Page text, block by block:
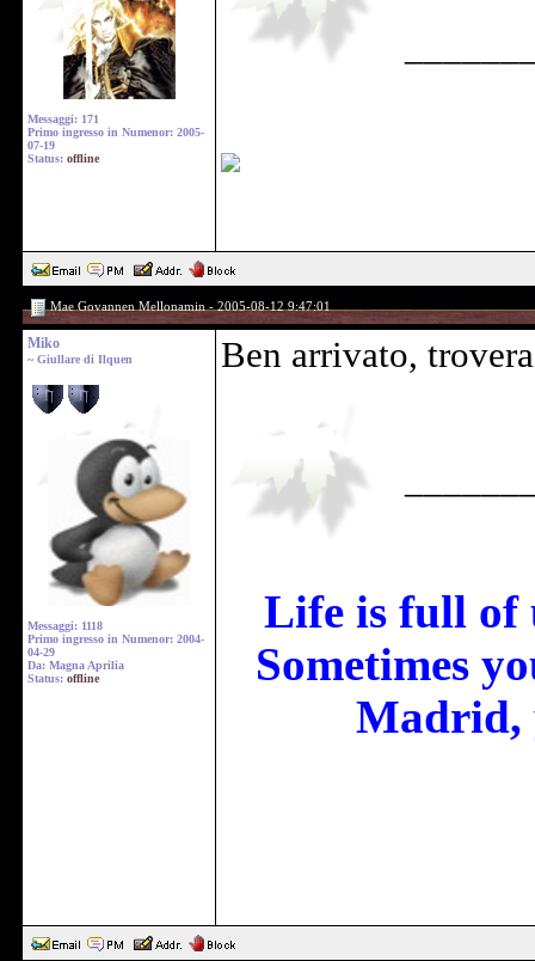
Messaggi: 171
Primo ingresso in Numenor: 2005-
07-19
Status: offline
Mae Govannen Mellonamin - 2005-08-12 9:47:01
Miko
~ Giullare di Ilquen
Messaggi: 1118
Primo ingresso in Numenor: 2004-
04-29
Da: Magna Aprilia
Status: offline
Ben arrivato,
Life is full of
Sometimes
Madrid,